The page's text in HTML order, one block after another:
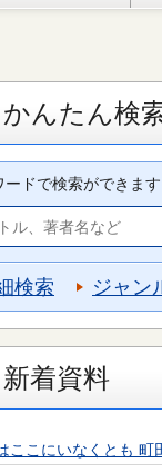
かんたん検
ードで検索ができます
検索 ジャン
新着資料
ここにいなくとも